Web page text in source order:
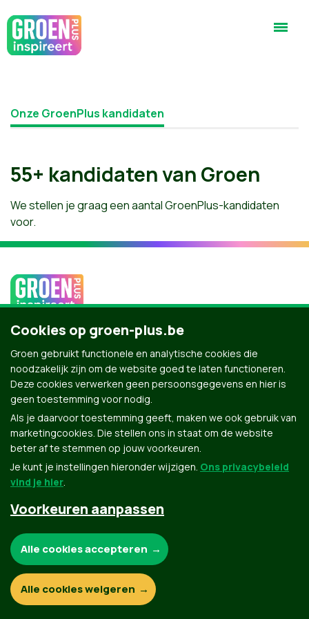
Onze GroenPlus kandidaten
55+ kandidaten van Groen
We stellen je graag een aantal GroenPlus-kandidaten
voor.
© Copyright Groen 2026 | Gemaakt met NationBuilder | Gebouwd door Tectonica
Contact
Cookies op groen-plus.be
Groen gebruikt functionele en analytische cookies die
noodzakelijk zijn om de website goed te laten functioneren.
Deze cookies verwerken geen persoonsgegevens en hier is
geen toestemming voor nodig.
Als je daarvoor toestemming geeft, maken we ook gebruik van
marketingcookies. Die stellen ons in staat om de website
beter af te stemmen op jouw voorkeuren.
Je kunt je instellingen hieronder wijzigen. Ons privacybeleid
vind je hier.
Voorkeuren aanpassen
Functionele en analytische cookies:
Alle cookies accepteren
Alle cookies weigeren